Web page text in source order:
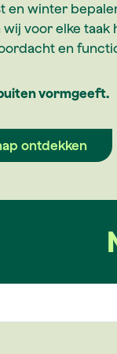
en winter
voor elke
en
vormgeeft.
ontdekken